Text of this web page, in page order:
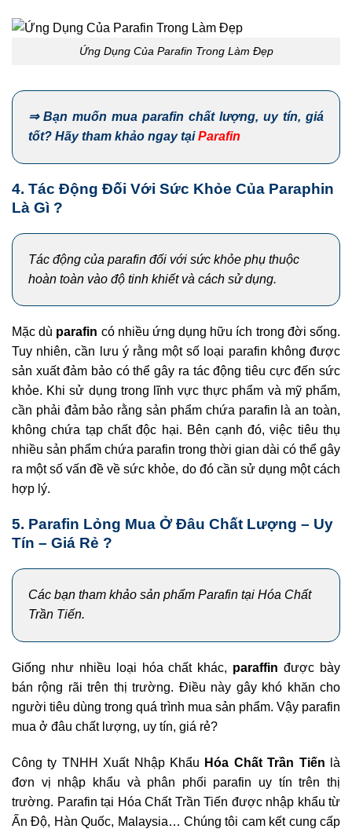
Ứng Dụng Của Parafin Trong Làm Đẹp
⇒ Bạn muốn mua parafin chất lượng, uy tín, giá
tốt? Hãy tham khảo ngay tạiParafin
4. Tác Động Đối Với Sức Khỏe Của Paraphin
Là Gì ?
Tác động của parafin đối với sức khỏe phụ thuộc
hoàn toàn vào độ tinh khiếtvà cách sử dụng.
Mặc dù parafin có nhiều ứng dụng hữu ích trong đời sống.
Tuy nhiên, cần lưu ý rằng một số loại parafin không được
sản xuất đảm bảo có thể gây ra tác động tiêu cực đến sức
khỏe. Khi sử dụng trong lĩnh vực thực phẩm và mỹ phẩm,
cần phải đảm bảo rằng sản phẩm chứa parafin là an toàn,
không chứa tạp chất độc hại. Bên cạnh đó, việc tiêu thụ
nhiều sản phẩm chứa parafin trong thời gian dài có thể gây
ra một số vấn đề về sức khỏe, do đó cần sử dụng một cách
hợp lý.
5. Parafin Lỏng Mua Ở Đâu Chất Lượng – Uy
Tín – Giá Rẻ ?
Các bạn tham khảo sản phẩm Parafin tại Hóa Chất
Trần Tiến.
Giống như nhiều loại hóa chất khác, paraffin được bày
bán rộng rãi trên thị trường. Điều này gây khó khăn cho
người tiêu dùng trong quá trình mua sản phẩm. Vậy parafin
mua ở đâu chất lượng, uy tín, giá rẻ?
Công ty TNHH Xuất Nhập Khẩu Hóa Chất Trần Tiến là
đơn vị nhập khẩu và phân phối parafin uy tín trên thị
trường. Parafin tại Hóa Chất Trần Tiến được nhập khẩu từ
Ấn Độ, Hàn Quốc, Malaysia… Chúng tôi cam kết cung cấp